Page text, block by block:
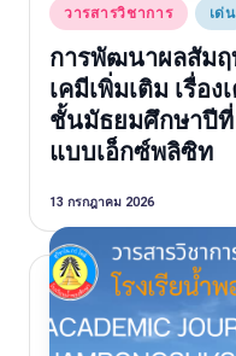
Posted
วารสารวิชาการ เด่น
การพัฒนาผลสัมฤ
เคมีเพิ่มเติม เรื่อ
ชั้นมัธยมศึกษาปีที่
แบบเอ็กซ์พลิซิท
13 กรกฎาคม 2026